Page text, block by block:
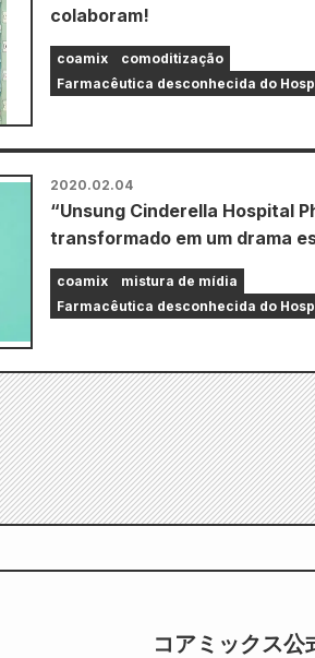
colaboram!
coamix
comoditização
Farmacêutica desconhecida do
2020.02.04
“Unsung Cinderella Hospital
transformado em um drama
coamix
mistura de mídia
Farmacêutica desconhecida do
コアミックス公